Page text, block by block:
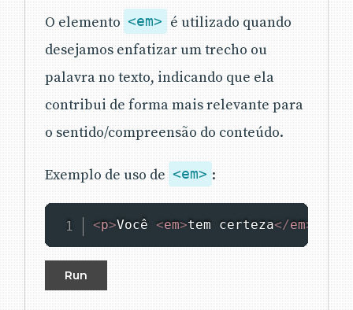
O elemento <em> é utilizado quando
desejamos enfatizar um trecho ou
palavra no texto, indicando que ela
contribui de forma mais relevante para
o sentido/compreensão do conteúdo.
Exemplo de uso de <em> :
<p>Você <em>tem certeza</em>
Run